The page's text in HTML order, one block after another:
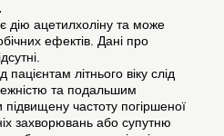
дію ацетилхоліну та може
ефектів. Дані про
літнього віку слід
та подальшим
частоту погіршеної
захворювань або супутню